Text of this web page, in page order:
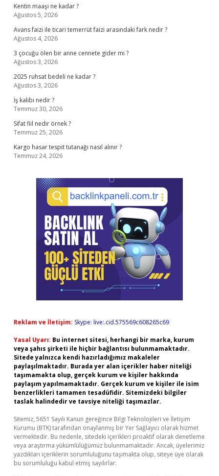
Kentin maaşı ne kadar ?
Ağustos 5, 2026
Avans faizi ile ticari temerrüt faizi arasındaki fark nedir ?
Ağustos 4, 2026
3 çocuğu ölen bir anne cennete gider mi ?
Ağustos 3, 2026
2025 ruhsat bedeli ne kadar ?
Ağustos 3, 2026
İş kalıbı nedir ?
Temmuz 30, 2026
Sifat fiil nedir örnek ?
Temmuz 25, 2026
Kargo hasar tespit tutanağı nasıl alınır ?
Temmuz 24, 2026
Reklam ve İletişim: Skype: live:.cid.575569c608265c69
Yasal Uyarı: Bu internet sitesi, herhangi bir marka, kurum
veya şahıs şirketi ile hiçbir bağlantısı bulunmamaktadır.
Sitede yalnızca kendi hazırladığımız makaleler
paylaşılmaktadır. Burada yer alan içerikler haber niteliği
taşımamakta olup, gerçek kurum ve kişiler hakkında
paylaşım yapılmamaktadır. Gerçek kurum ve kişiler ile isim
benzerlikleri tamamen tesadüfidir. Sitemizdeki bilgiler
taslak halindedir ve tavsiye niteliği taşımazlar.
Sitemiz, 5651 Sayılı Kanun gereğince Bilgi Teknolojileri ve İletişim
Kurumu (BTK) tarafından onaylanmış bir Yer Sağlayıcı olarak hizmet
vermektedir. Bu nedenle, sitedeki içerikleri proaktif olarak denetleme
veya araştırma yükümlülüğümüz bulunmamaktadır. Ancak, üyelerimiz
yazdıkları içeriklerin sorumluluğunu taşımakta olup, siteye üye olarak
bu sorumluluğu kabul etmiş sayılırlar.